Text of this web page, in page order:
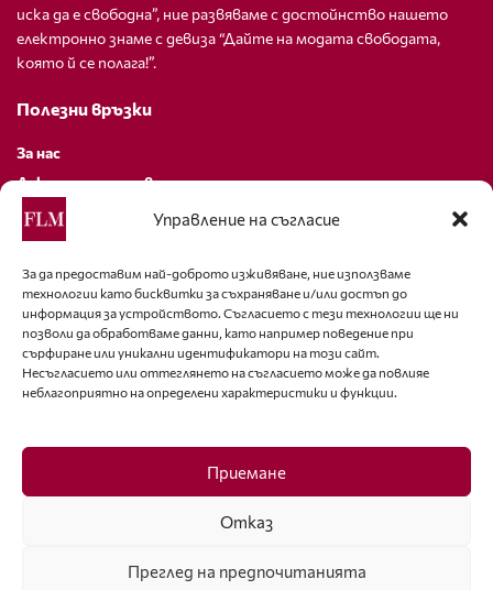
Управление на съгласие
За да предоставим най-доброто изживяване, ние използваме
технологии като бисквитки за съхраняване и/или достъп до
информация за устройството. Съгласието с тези технологии ще ни
позволи да обработваме данни, като например поведение при
сърфиране или уникални идентификатори на този сайт.
Несъгласието или оттеглянето на съгласието може да повлияе
неблагоприятно на определени характеристики и функции.
Приемане
Отказ
Преглед на предпочитанията
иска да е свободна”, ние развяваме с достойнство нашето
електронно знаме с девиза “Дайте на модата свободата,
която й се полага!”.
Полезни връзки
За нас
Декларация за поверителност
Политика за бисквитки
За контакти
editor@fashion-lifestyle.net
+359 88 227 33 47
Последвайте ни
Facebook
ISSN 1314-8915 Copyright © 2007-2025 Ot igla do konetz Ltd. & Fashion.bg